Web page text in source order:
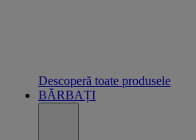
Descoperă toate produsele
BĂRBAȚI